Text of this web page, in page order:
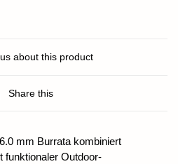
about this product
Share this
mm Burrata kombiniert
funktionaler Outdoor-